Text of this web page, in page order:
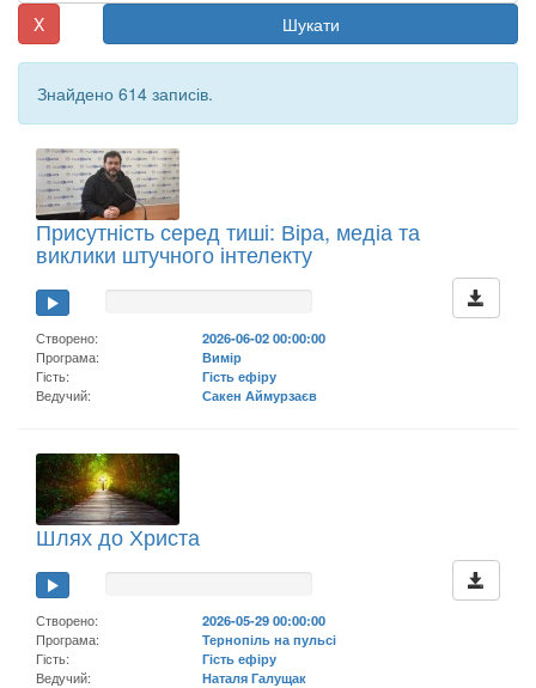
X Шукати
Знайдено 614 записів.
Присутність серед тиші: Віра, медіа та
виклики штучного інтелекту
Створено:
2026-06-02 00:00:00
Програма:
Вимір
Гість:
Гість ефіру
Ведучий:
Сакен Аймурзаєв
Шлях до Христа
Створено:
2026-05-29 00:00:00
Програма:
Тернопіль на пульсі
Гість:
Гість ефіру
Ведучий:
Наталя Галущак